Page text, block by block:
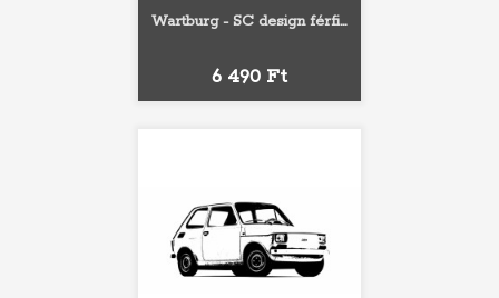
Wartburg - SC design férfi...
Ár
6 490 Ft